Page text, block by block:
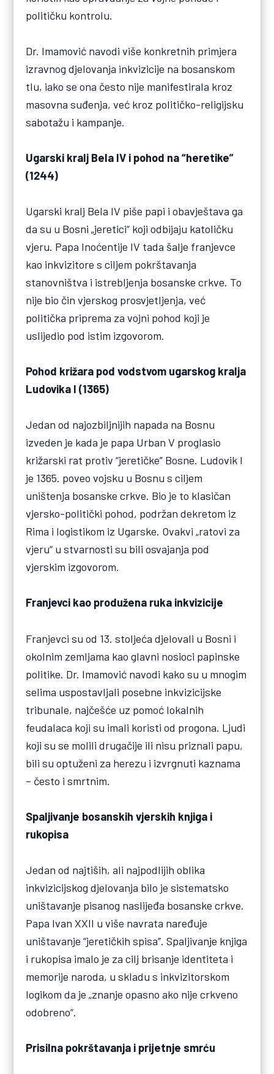
političku kontrolu.
Dr. Imamović navodi više konkretnih primjera
izravnog djelovanja inkvizicije na bosanskom
tlu, iako se ona često nije manifestirala kroz
masovna suđenja, već kroz političko-religijsku
sabotažu i kampanje.
Ugarski kralj Bela IV i pohod na “heretike”
(1244)
Ugarski kralj Bela IV piše papi i obavještava ga
da su u Bosni „jeretici“ koji odbijaju katoličku
vjeru. Papa Inoćentije IV tada šalje franjevce
kao inkvizitore s ciljem pokrštavanja
stanovništva i istrebljenja bosanske crkve. To
nije bio čin vjerskog prosvjetljenja, već
politička priprema za vojni pohod koji je
uslijedio pod istim izgovorom.
Pohod križara pod vodstvom ugarskog kralja
Ludovika I (1365)
Jedan od najozbiljnijih napada na Bosnu
izveden je kada je papa Urban V proglasio
križarski rat protiv “jeretičke” Bosne. Ludovik I
je 1365. poveo vojsku u Bosnu s ciljem
uništenja bosanske crkve. Bio je to klasičan
vjersko-politički pohod, podržan dekretom iz
Rima i logistikom iz Ugarske. Ovakvi „ratovi za
vjeru“ u stvarnosti su bili osvajanja pod
vjerskim izgovorom.
Franjevci kao produžena ruka inkvizicije
Franjevci su od 13. stoljeća djelovali u Bosni i
okolnim zemljama kao glavni nosioci papinske
politike. Dr. Imamović navodi kako su u mnogim
selima uspostavljali posebne inkvizicijske
tribunale, najčešće uz pomoć lokalnih
feudalaca koji su imali koristi od progona. Ljudi
koji su se molili drugačije ili nisu priznali papu,
bili su optuženi za herezu i izvrgnuti kaznama
– često i smrtnim.
Spaljivanje bosanskih vjerskih knjiga i
rukopisa
Jedan od najtiših, ali najpodlijih oblika
inkvizicijskog djelovanja bilo je sistematsko
uništavanje pisanog naslijeđa bosanske crkve.
Papa Ivan XXII u više navrata naređuje
uništavanje “jeretičkih spisa”. Spaljivanje knjiga
i rukopisa imalo je za cilj brisanje identiteta i
memorije naroda, u skladu s inkvizitorskom
logikom da je „znanje opasno ako nije crkveno
odobreno“.
Prisilna pokrštavanja i prijetnje smrću